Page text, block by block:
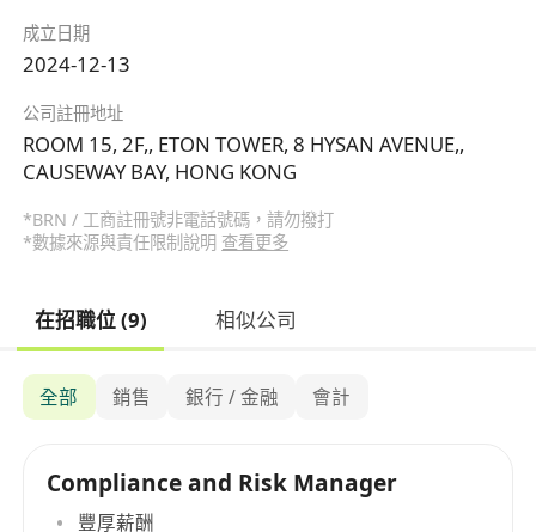
成立日期
2024-12-13
公司註冊地址
ROOM 15, 2F,, ETON TOWER, 8 HYSAN AVENUE,,
CAUSEWAY BAY, HONG KONG
*BRN / 工商註冊號非電話號碼，請勿撥打
*數據來源與責任限制說明 查看更多
在招職位 (9) 相似公司
全部 銷售 銀行 / 金融 會計
Compliance and Risk Manager
豐厚薪酬